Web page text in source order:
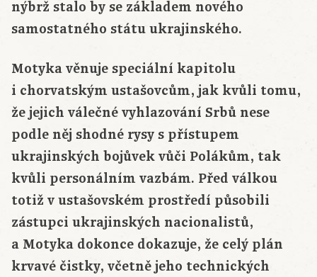
nýbrž stalo by se základem nového
samostatného státu ukrajinského.
Motyka věnuje speciální kapitolu
i chorvatským ustašovcům, jak kvůli tomu,
že jejich válečné vyhlazování Srbů nese
podle něj shodné rysy s přístupem
ukrajinských bojůvek vůči Polákům, tak
kvůli personálním vazbám. Před válkou
totiž v ustašovském prostředí působili
zástupci ukrajinských nacionalistů,
a Motyka dokonce dokazuje, že celý plán
krvavé čistky, včetně jeho technických